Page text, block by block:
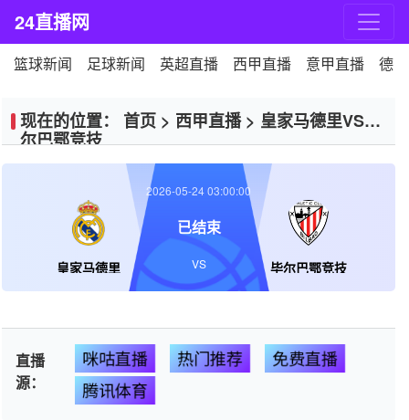
24直播网
篮球新闻 足球新闻 英超直播 西甲直播 意甲直播 德
现在的位置： 首页 > 西甲直播> 皇家马德里VS毕
尔巴鄂竞技
皇家马德里 毕尔巴鄂竞技
2026-05-24 03:00:00
已结束
VS
直播
源：
咪咕直播 热门推荐 免费直播
腾讯体育